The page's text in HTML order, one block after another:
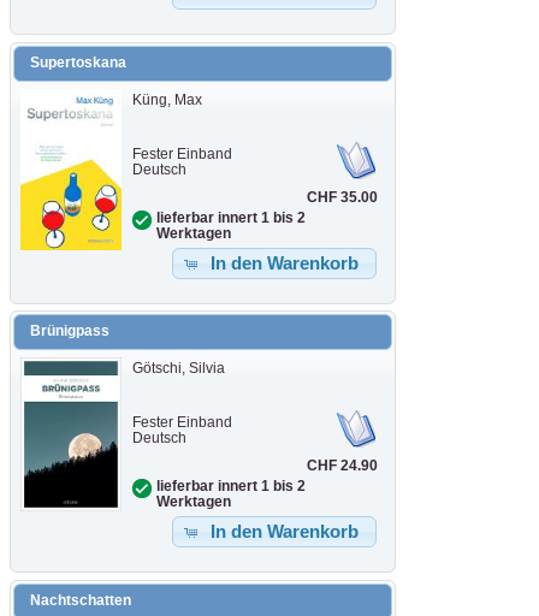
Supertoskana
Küng, Max
Fester Einband
Deutsch
CHF 35.00
lieferbar innert 1 bis 2
Werktagen
In den Warenkorb
Brünigpass
Götschi, Silvia
Fester Einband
Deutsch
CHF 24.90
lieferbar innert 1 bis 2
Werktagen
In den Warenkorb
Nachtschatten